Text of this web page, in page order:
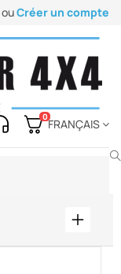
ouCréer un compte
0
FRANÇAIS